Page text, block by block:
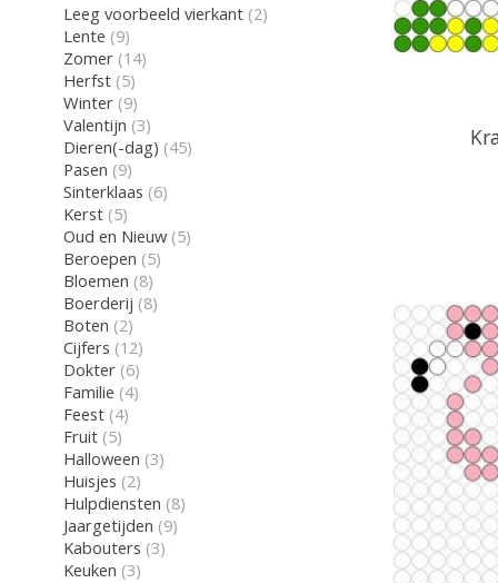
Leeg voorbeeld vierkant (2)
Lente (9)
Zomer (14)
Herfst (5)
Winter (9)
Valentijn (3)
Dieren(-dag) (45)
Pasen (9)
Sinterklaas (6)
Kerst (5)
Oud en Nieuw (5)
Beroepen (5)
Bloemen (8)
Boerderij (8)
Boten (2)
Cijfers (12)
Dokter (6)
Familie (4)
Feest (4)
Fruit (5)
Halloween (3)
Huisjes (2)
Hulpdiensten (8)
Jaargetijden (9)
Kabouters (3)
Keuken (3)